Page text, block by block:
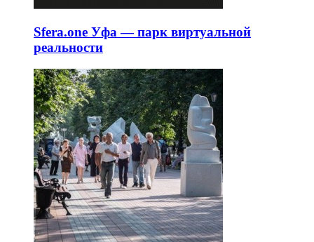
Sfera.one Уфа — парк виртуальной
реальности